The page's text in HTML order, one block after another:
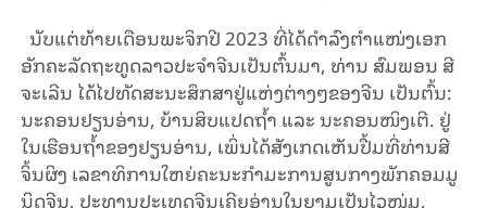
ນັບ​ແຕ່​ທ້າຍ​ເດືອນ​ພະ​ຈິກ​ປີ 2023 ທີ່​ໄດ້​ດຳ​ລົງ​ຕຳ​ແໜ່ງ​ເອກ​
ອັກ​ຄະ​ລັດ​ຖະ​ທູດ​ລາວ​ປະ​ຈຳ​ຈີນ​ເປັນ​ຕົ້ນ​ມາ, ທ່ານ ສົມພອນ ສີ
ຈະເລີນ ໄດ້​ໄປ​ທັດ​ສະ​ນະ​ສຶກ​ສາ​ຢູ່ແຫ່ງ​ຕ່າງ​ໆ​ຂອງ​ຈີນ ເປັນ​ຕົ້ນ: ​
ນະ​ຄອນ​ຢຽນ​ອ່ານ, ບ້ານ​ສິບ​ແປດ​ຖ້ຳ ແລະ ນະ​ຄອນ​ໜິງ​ເຕີ. ຢູ່​
ໃນເຮືອນ​ຖ້ຳ​ຂອງ​ຢຽນ​ອ່ານ, ເພິ່ນ​ໄດ້​​ສັງ​ເກດເຫັນ​ປື້ມ​ທີ່​ທ່ານ​ສີ​
ຈິ້ນ​ຜິງ ເລ​ຂາ​ທິ​ການ​ໃຫຍ່​ຄະ​ນະ​ກຳ​ມະ​ການ​ສູນ​ກາງ​ພັກ​ຄອມ​ມູ​
ນິດ​ຈີນ, ປະ​ທານ​ປະ​ເທດ​ຈີນເຄີຍ​ອ່ານ​ໃນຍາມ​ເປັນ​ໄວ​ໜຸ່ມ,